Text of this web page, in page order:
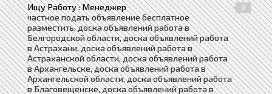
Ищу Работу : Менеджер
0
частное подать объявление бесплатное
разместить, доска объявлений работа в
Белгородской области, доска объявлений работа
в Астрахани, доска объявлений работа в
Астраханской области, доска объявлений работа
в Архангельске, доска объявлений работа в
Архангельской области, доска объявлений работа
в Благовещенске, доска объявлений работа в